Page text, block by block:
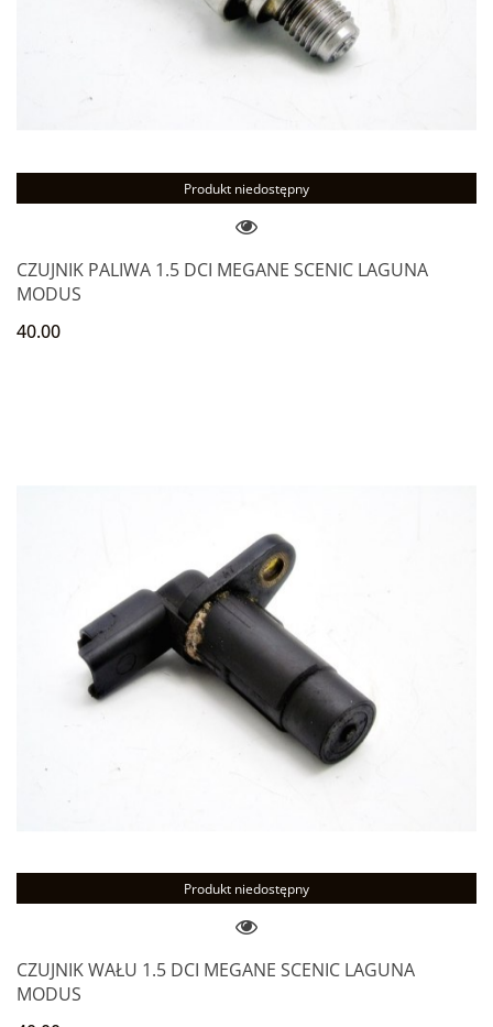
Produkt niedostępny
CZUJNIK PALIWA 1.5 DCI MEGANE SCENIC LAGUNA
MODUS
40.00
Produkt niedostępny
CZUJNIK WAŁU 1.5 DCI MEGANE SCENIC LAGUNA
MODUS